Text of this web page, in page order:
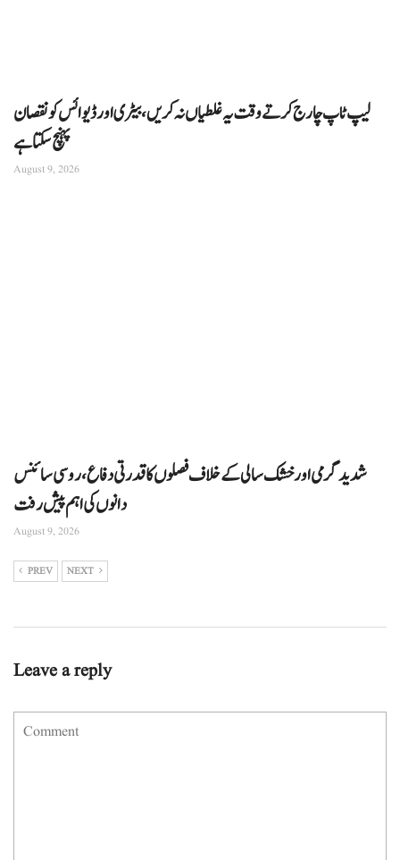
لیپ ٹاپ چارج کرتے وقت یہ غلطیاں نہ کریں، بیٹری اور ڈیوائس کو نقصان
پہنچ سکتا ہے
August 9, 2026
شدید گرمی اور خشک سالی کے خلاف فصلوں کا قدرتی دفاع، روسی سائنس
دانوں کی اہم پیش رفت
August 9, 2026
PREV NEXT
Leave a reply